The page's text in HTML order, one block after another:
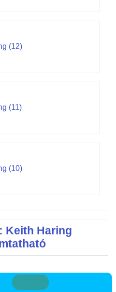
(12)
(11)
(10)
Keith Haring